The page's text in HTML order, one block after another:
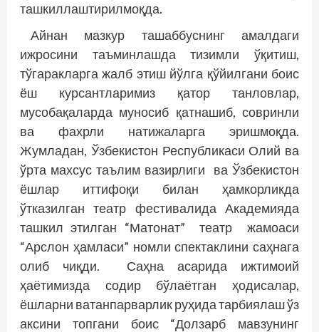
ташкиллаштирилмоқда.
Айнан мазкур ташаббуснинг амалдаги
ижросини таъминлашда тизимли ўқитиш,
тўгаракларга жалб этиш йўлга қўйилгани боис
ёш курсантларимиз қатор танловлар,
мусобақаларда муносиб қатнашиб, совринли
ва фахрли натижаларга эришмоқда.
Жумладан, Ўзбекистон Республикаси Олий ва
ўрта махсус таълим вазирлиги ва Ўзбекистон
ёшлар иттифоқи билан ҳамкорликда
ўтказилган театр фестивалида Академияда
ташкил этилган “Матонат” театр жамоаси
“Арслон ҳамласи” номли спектаклини саҳнага
олиб чиқди. Саҳна асарида ижтимоий
ҳаётимизда содир бўлаётган ҳодисалар,
ёшларни ватанпарварлик руҳида тарбиялаш ўз
аксини топгани боис “Долзарб мавзунинг